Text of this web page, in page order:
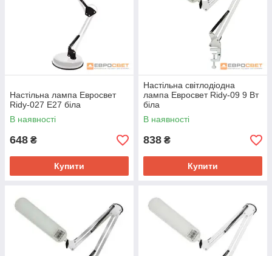
Настільна лампа Евросвет
Ridy-027 E27 біла
В наявності
648 ₴
Купити
Настільна світлодіодна
лампа Евросвет Ridy-09 9 Вт
біла
В наявності
838 ₴
Купити